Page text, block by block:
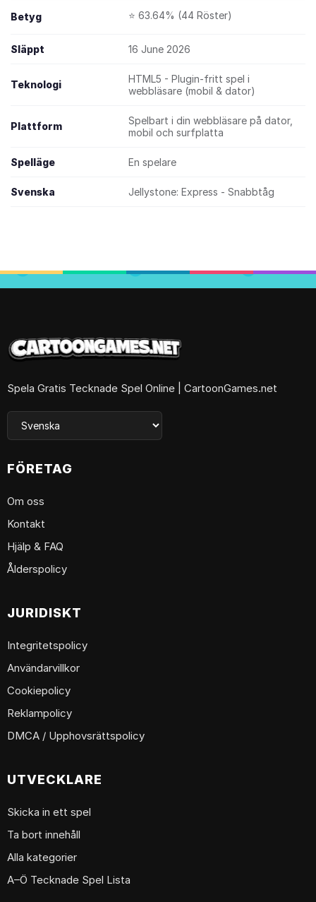
Betyg ⭐ 63.64% (44 Röster)
Släppt 16 June 2026
Teknologi
HTML5 - Plugin-fritt spel i
webbläsare (mobil & dator)
Plattform
Spelbart i din webbläsare på dator,
mobil och surfplatta
Spelläge En spelare
Svenska Jellystone: Express - Snabbtåg
Spela Gratis Tecknade Spel Online | CartoonGames.net
FÖRETAG
Om oss
Kontakt
Hjälp & FAQ
Ålderspolicy
JURIDISKT
Integritetspolicy
Användarvillkor
Cookiepolicy
Reklampolicy
DMCA / Upphovsrättspolicy
UTVECKLARE
Skicka in ett spel
Ta bort innehåll
Alla kategorier
A–Ö Tecknade Spel Lista